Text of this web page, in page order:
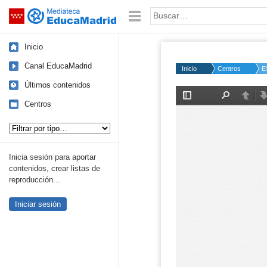
Saltar navegación Palabra o frase:
Inicio
Canal EducaMadrid
Últimos contenidos
Centros
Inicia sesión para aportar
contenidos, crear listas de
reproducción...
Iniciar sesión
Inicio Centros